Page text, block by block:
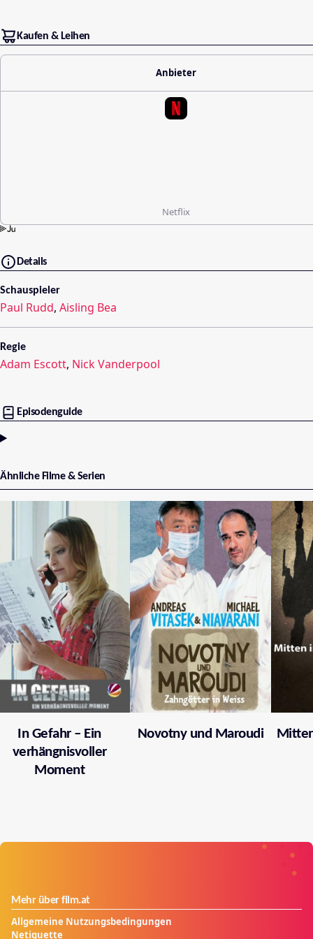
Kaufen & Leihen
Anbieter
Netflix
Details
Schauspieler
Paul Rudd, Aisling Bea
Regie
Adam Escott, Nick Vanderpool
Episodenguide
Ähnliche Filme & Serien
In Gefahr – Ein
verhängnisvoller
Moment
Novotny und Maroudi
Mehr über film.at
Allgemeine Nutzungsbedingungen
Netiquette